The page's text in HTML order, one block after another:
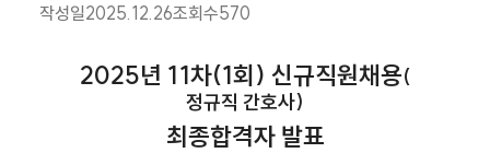
작성일2025.12.26조회수570
2025년 11차(1회) 신규직원채용(
정규직 간호사)
최종합격자 발표